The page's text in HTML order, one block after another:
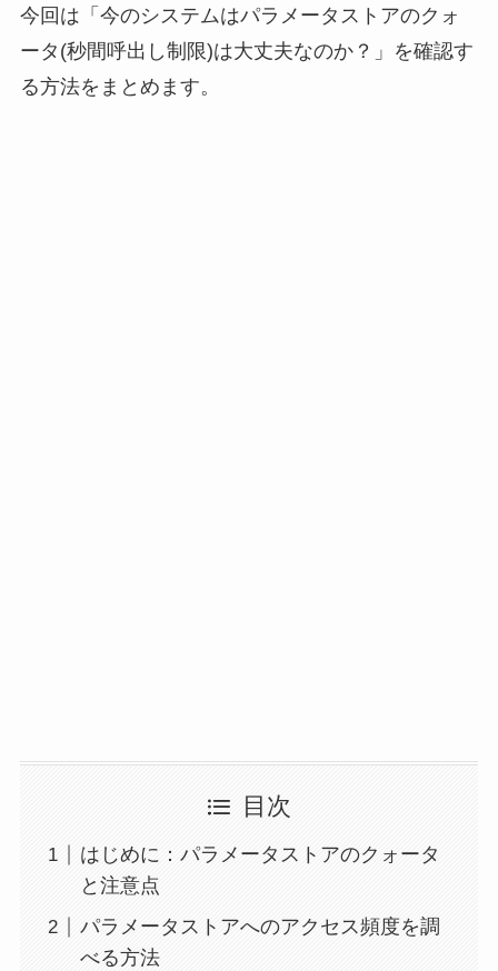
今回は「今のシステムはパラメータストアのクォ
ータ(秒間呼出し制限)は大丈夫なのか？」を確認す
る方法をまとめます。
目次
はじめに：パラメータストアのクォータ
と注意点
パラメータストアへのアクセス頻度を調
べる方法